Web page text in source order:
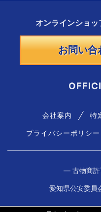
オンラインショッ
お問い合
会社案内 特
プライバシーポリシー
― 古物商
愛知県公安委